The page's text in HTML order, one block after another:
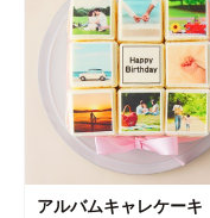
アルバムキャレケーキ